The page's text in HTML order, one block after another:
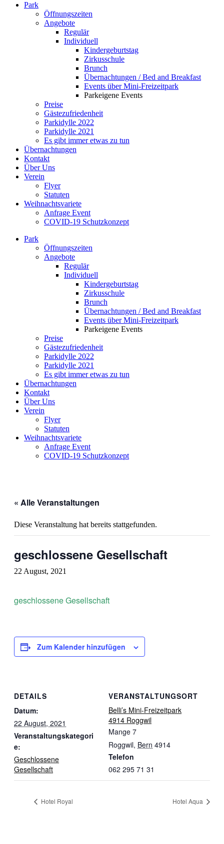
Park
Öffnungszeiten
Angebote
Regulär
Individuell
Kindergeburtstag
Zirkusschule
Brunch
Übernachtungen / Bed and Breakfast
Events über Mini-Freizeitpark
Parkeigene Events
Preise
Gästezufriedenheit
Parkidylle 2022
Parkidylle 2021
Es gibt immer etwas zu tun
Übernachtungen
Kontakt
Über Uns
Verein
Flyer
Statuten
Weihnachtsvariete
Anfrage Event
COVID-19 Schutzkonzept
Park
Öffnungszeiten
Angebote
Regulär
Individuell
Kindergeburtstag
Zirkusschule
Brunch
Übernachtungen / Bed and Breakfast
Events über Mini-Freizeitpark
Parkeigene Events
Preise
Gästezufriedenheit
Parkidylle 2022
Parkidylle 2021
Es gibt immer etwas zu tun
Übernachtungen
Kontakt
Über Uns
Verein
Flyer
Statuten
Weihnachtsvariete
Anfrage Event
COVID-19 Schutzkonzept
« Alle Veranstaltungen
Diese Veranstaltung hat bereits stattgefunden.
geschlossene Gesellschaft
22 August, 2021
geschlossene Gesellschaft
Zum Kalender hinzufügen
DETAILS
Datum:
22 August, 2021
Veranstaltungskategori
e:
Geschlossene
Gesellschaft
VERANSTALTUNGSORT
Belli’s Mini-Freizeitpark
4914 Roggwil
Mange 7
Roggwil, Bern 4914
Telefon
062 295 71 31
Hotel Royal Hotel Aqua